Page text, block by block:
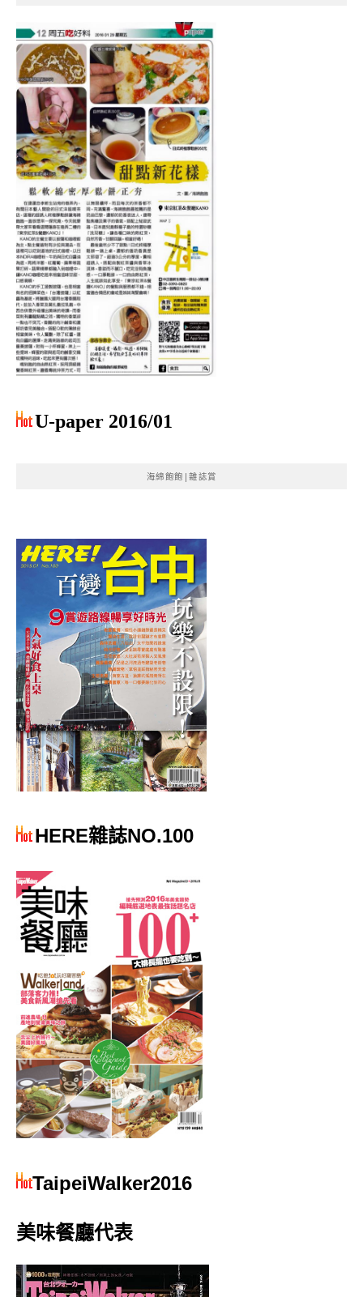
U-paper 2016/01
海綿飽飽|雜誌賞
HERE雜誌NO.100
TaipeiWalker2016
美味餐廳代表